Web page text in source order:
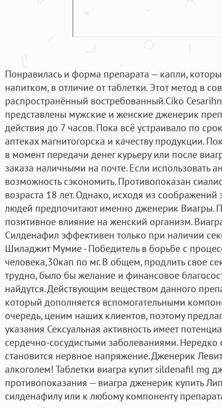
Понравилась и форма препарата — капли,
напитком, в отличие от таблетки. Этот метод в
распространённый востребованный.Ciko
представлены мужские и женские дженерик
действия до 7 часов. Пока всё устраивало по
аптеках магнитогорска и качеству продукции.
в момент передачи денег курьеру или после
заказа наличными на почте. Если использовать
возможность сэкономить. Противопоказан
возраста 18 лет. Однако, исходя из
людей предпочитают именно дженерик Виагры.
позитивное влияние на женский организм.
Силденафил эффективен только при наличии
Шиладжит Мумие - Победитель в борьбе с
человека,30кап по мг. В общем, продлить свое
трудно, было бы желание и финансовое
найдутся. Действующим веществом данного
который дополняется вспомогательными
очередь, ценим наших клиентов, поэтому
указания Сексуальная активность имеет
сердечно-сосудистыми заболеваниями.
становится нервное напряжение. Дженерик
алкоголем! Таблетки виагра купит sildenafil mg
противопоказания — виагра дженерик купить
силденафилу или к любому компоненту